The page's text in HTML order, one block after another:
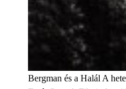
Bergman és a Halál A